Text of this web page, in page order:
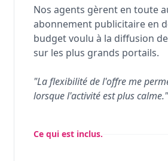
Nos agents gèrent en toute
abonnement publicitaire en
budget voulu à la diffusion
sur les plus grands portails.
"La flexibilité de l'offre me
lorsque l'activité est plus calme."
Ce qui est inclus.